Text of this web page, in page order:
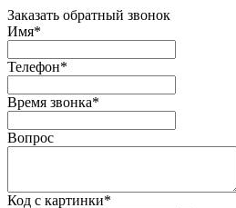
Заказать обратный звонок
Имя*
Телефон*
Время звонка*
Вопрос
Код с картинки*